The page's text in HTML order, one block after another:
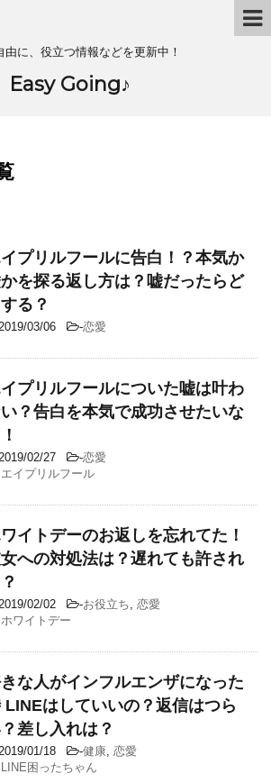
由に、役立つ情報などを更新中！
Easy Going♪
プリルフールに告白！？本気か
を探る返し方は？嘘だったらど
る？
03/06 -恋愛
プリルフールについた嘘は叶わ
？告白を本気で成功させたいな
02/27 -恋愛
エイプリルフール
イトデーのお返しを忘れてた！
への対処法は？遅れても許され
02/02 -お役立ち, 恋愛
ホワイトデー
な人がインフルエンザになった
LINEはしていいの？返信はつら
差し入れは？
01/18 -健康, 恋愛
LINE困ったちゃん